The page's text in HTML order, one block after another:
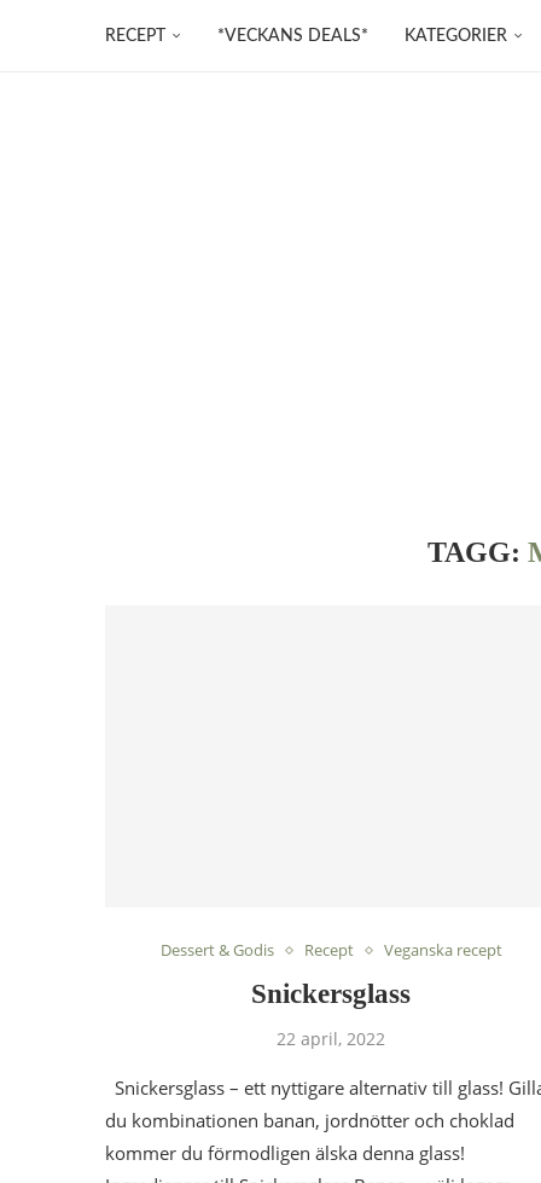
RECEPT *VECKANS DEALS* KATEGORIER
TAGG:
Dessert & Godis Recept Veganska recept
Snickersglass
22 april, 2022
Snickersglass – ett nyttigare alternativ till glass!
du kombinationen banan, jordnötter och choklad
kommer du förmodligen älska denna glass!